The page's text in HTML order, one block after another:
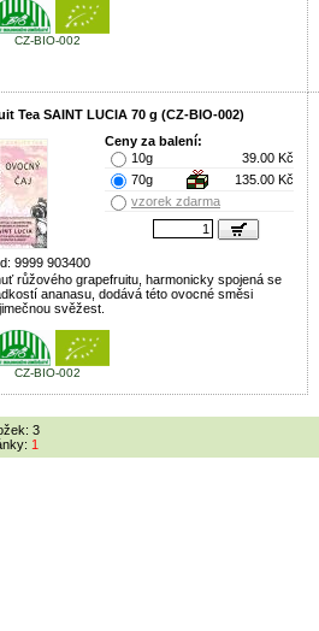
CZ-BIO-002
Tea SAINT LUCIA 70 g (CZ-BIO-002)
9999 903400
Ceny za balení:
10g
39.00 Kč
70g
135.00 Kč
vzorek zdarma
růžového grapefruitu, harmonicky spojená se
ananasu, dodává této ovocné směsi
svěžest.
CZ-BIO-002
3
1